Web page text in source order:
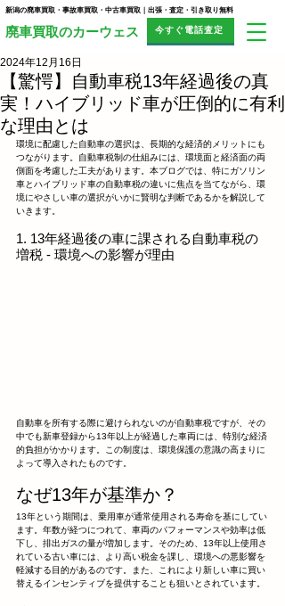
今すぐ電話査定
​廃車買取のカーウェス
新潟の廃車買取・事故車買取・中古車買取｜出張・査定・引き取り無料
【驚愕】自動車税13年経過後の真
実！ハイブリッド車が圧倒的に有利
な理由とは
2024年12月16日
環境に配慮した自動車の選択は、長期的な経済的メリットにも
つながります。自動車税制の仕組みには、環境面と経済面の両
側面を考慮した工夫があります。本ブログでは、特にガソリン
車とハイブリッド車の自動車税の違いに焦点を当てながら、環
境にやさしい車の選択がいかに賢明な判断であるかを解説して
いきます。
1. 13年経過後の車に課される自動車税の
増税 - 環境への影響が理由
自動車を所有する際に避けられないのが自動車税ですが、その
中でも新車登録から13年以上が経過した車両には、特別な経済
的負担がかかります。この制度は、環境保護の意識の高まりに
よって導入されたものです。
なぜ13年が基準か？
13年という期間は、乗用車が通常使用される寿命を基にしてい
ます。年数が経つにつれて、車両のパフォーマンスや効率は低
下し、排出ガスの量が増加します。そのため、13年以上使用さ
れている古い車には、より高い税金を課し、環境への悪影響を
軽減する目的があるのです。また、これにより新しい車に買い
替えるインセンティブを提供することも狙いとされています。